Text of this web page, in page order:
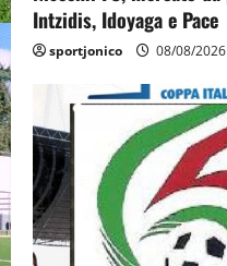
Intzidis, Idoyaga e Pace
sportjonico 08/08/2026